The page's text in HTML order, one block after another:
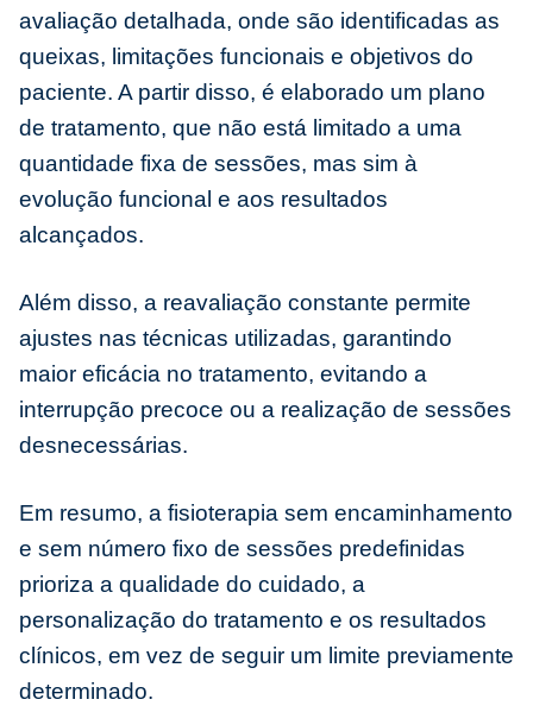
avaliação detalhada, onde são identificadas as
queixas, limitações funcionais e objetivos do
paciente. A partir disso, é elaborado um plano
de tratamento, que não está limitado a uma
quantidade fixa de sessões, mas sim à
evolução funcional e aos resultados
alcançados.
Além disso, a reavaliação constante permite
ajustes nas técnicas utilizadas, garantindo
maior eficácia no tratamento, evitando a
interrupção precoce ou a realização de sessões
desnecessárias.
Em resumo, a fisioterapia sem encaminhamento
e sem número fixo de sessões predefinidas
prioriza a qualidade do cuidado, a
personalização do tratamento e os resultados
clínicos, em vez de seguir um limite previamente
determinado.